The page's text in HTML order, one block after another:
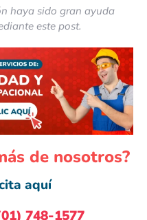
haya sido gran ayuda
este post.
de nosotros?
aquí
748-1577